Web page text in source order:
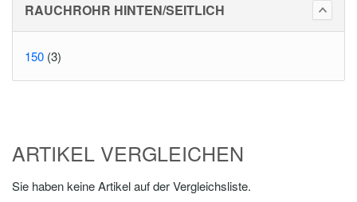
RAUCHROHR HINTEN/SEITLICH
150 (3)
ARTIKEL VERGLEICHEN
Sie haben keine Artikel auf der Vergleichsliste.